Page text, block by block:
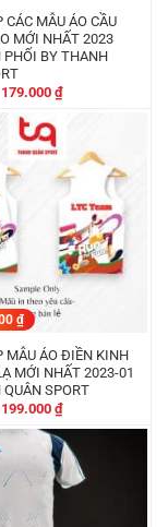
CÁC MẪU ÁO CẦU
MỚI NHẤT 2023
Giá
là:
219.000 ₫.
179.000₫Giá
₫
MẪU ÁO ĐIỀN KINH
MỚI NHẤT 2023-01
SPORT
Giá
là:
219.000 ₫.
199.000₫Giá
tại
là:
199.000 ₫.